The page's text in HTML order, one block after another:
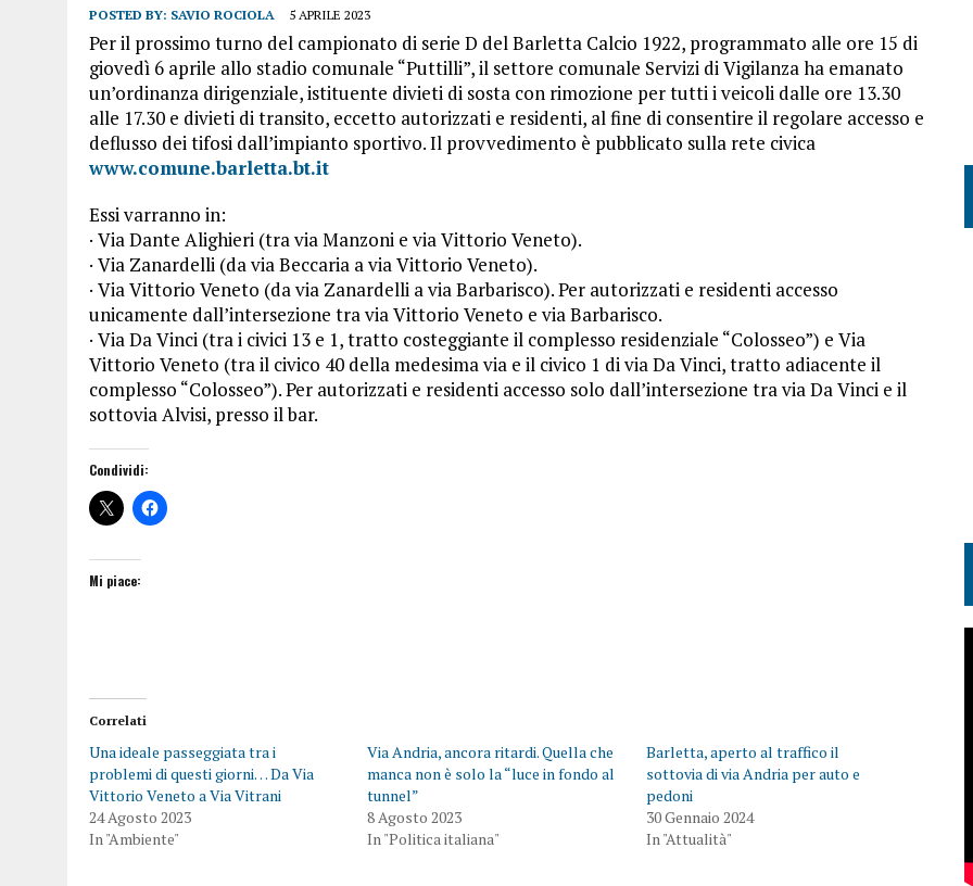
POSTED BY: SAVIO ROCIOLA 5 APRILE 2023
Per il prossimo turno del campionato di serie D del Barletta Calcio 1922, programmato alle ore 15 di
giovedì 6 aprile allo stadio comunale “Puttilli”, il settore comunale Servizi di Vigilanza ha emanato
un’ordinanza dirigenziale, istituente divieti di sosta con rimozione per tutti i veicoli dalle ore 13.30
alle 17.30 e divieti di transito, eccetto autorizzati e residenti, al fine di consentire il regolare accesso e
deflusso dei tifosi dall’impianto sportivo. Il provvedimento è pubblicato sulla rete civica
www.comune.barletta.bt.it
Essi varranno in:
· Via Dante Alighieri (tra via Manzoni e via Vittorio Veneto).
· Via Zanardelli (da via Beccaria a via Vittorio Veneto).
· Via Vittorio Veneto (da via Zanardelli a via Barbarisco). Per autorizzati e residenti accesso
unicamente dall’intersezione tra via Vittorio Veneto e via Barbarisco.
· Via Da Vinci (tra i civici 13 e 1, tratto costeggiante il complesso residenziale “Colosseo”) e Via
Vittorio Veneto (tra il civico 40 della medesima via e il civico 1 di via Da Vinci, tratto adiacente il
complesso “Colosseo”). Per autorizzati e residenti accesso solo dall’intersezione tra via Da Vinci e il
sottovia Alvisi, presso il bar.
Condividi:
Mi piace:
Correlati
Una ideale passeggiata tra i
problemi di questi giorni… Da Via
Vittorio Veneto a Via Vitrani
24 Agosto 2023
In "Ambiente"
Via Andria, ancora ritardi. Quella che
manca non è solo la “luce in fondo al
tunnel”
8 Agosto 2023
In "Politica italiana"
Barletta, aperto al traffico il
sottovia di via Andria per auto e
pedoni
30 Gennaio 2024
In "Attualità"